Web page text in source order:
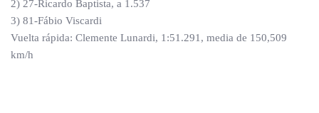
2) 27-Ricardo Baptista, a 1.537
3) 81-Fábio Viscardi
Vuelta rápida: Clemente Lunardi, 1:51.291, media de 150,509
km/h